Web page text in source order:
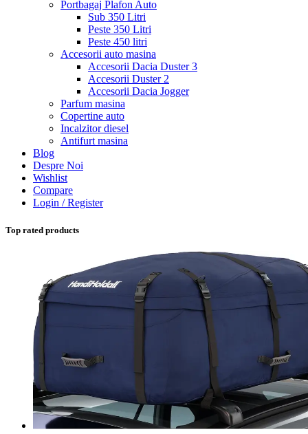
Portbagaj Plafon Auto
Sub 350 Litri
Peste 350 Litri
Peste 450 litri
Accesorii auto masina
Accesorii Dacia Duster 3
Accesorii Duster 2
Accesorii Dacia Jogger
Parfum masina
Copertine auto
Incalzitor diesel
Antifurt masina
Blog
Despre Noi
Wishlist
Compare
Login / Register
Top rated products